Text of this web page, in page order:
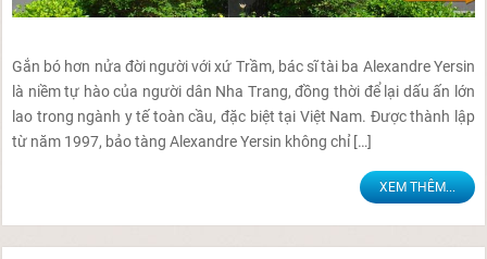
Gắn bó hơn nửa đời người với xứ Trầm, bác sĩ tài ba Alexandre Yersin
là niềm tự hào của người dân Nha Trang, đồng thời để lại dấu ấn lớn
lao trong ngành y tế toàn cầu, đặc biệt tại Việt Nam. Được thành lập
từ năm 1997, bảo tàng Alexandre Yersin không chỉ […]
XEM THÊM...